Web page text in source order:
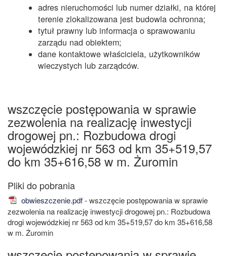
adres nieruchomości lub numer działki, na której
terenie zlokalizowana jest budowla ochronna;
tytuł prawny lub informacja o sprawowaniu
zarządu nad obiektem;
dane kontaktowe właściciela, użytkowników
wieczystych lub zarządców.
wszczęcie postępowania w sprawie
zezwolenia na realizację inwestycji
drogowej pn.: Rozbudowa drogi
wojewódzkiej nr 563 od km 35+519,57
do km 35+616,58 w m. Żuromin
obwieszczenie.pdf- wszczęcie postępowania w sprawie
zezwolenia na realizację inwestycji drogowej pn.: Rozbudowa
drogi wojewódzkiej nr 563 od km 35+519,57 do km 35+616,58
w m. Żuromin